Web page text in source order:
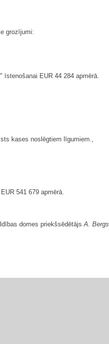
grozījumi:
EUR 44 284 apmērā.
kases noslēgtiem līgumiem.,
541 679 apmērā.
domes priekšsēdētājs A. Bergs